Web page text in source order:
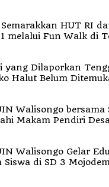
HUT RI
melalui Fun Walk di
yang Dilaporkan
Halut Belum
Walisongo bersama
Makam Pendiri Desa
Walisongo Gelar
Siswa di SD 3